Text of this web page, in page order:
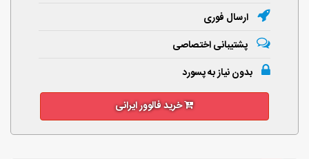
ارسال فوری
پشتیبانی اختصاصی
بدون نیاز به پسورد
خرید فالوور ایرانی